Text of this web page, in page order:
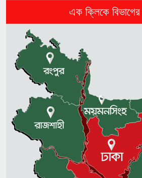
যমুনায় ভাঙন,
নড়াইলে বিএনপির ৬
প্রত্যাহার
এক ক্লিকে